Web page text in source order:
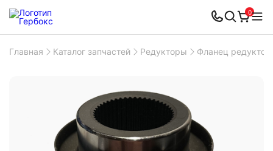
0
Главная Каталог запчастей Редукторы Фланец